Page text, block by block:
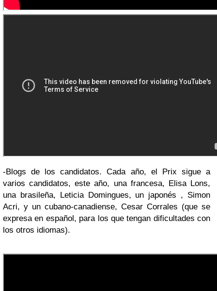
-Blogs de los candidatos. Cada año, el Prix sigue a
varios candidatos, este año, una francesa, Elisa Lons,
una brasileña, Leticia Domingues, un japonés , Simon
Acri, y un cubano-canadiense, Cesar Corrales (que se
expresa en español, para los que tengan dificultades con
los otros idiomas).